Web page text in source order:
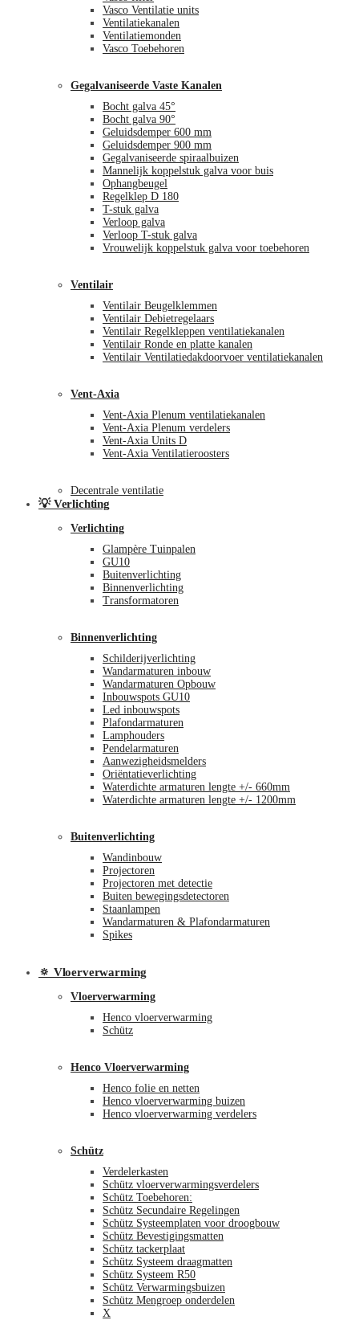
Vasco Ventilatie units
Ventilatiekanalen
Ventilatiemonden
Vasco Toebehoren
Gegalvaniseerde Vaste Kanalen
Bocht galva 45°
Bocht galva 90°
Geluidsdemper 600 mm
Geluidsdemper 900 mm
Gegalvaniseerde spiraalbuizen
Mannelijk koppelstuk galva voor buis
Ophangbeugel
Regelklep D 180
T-stuk galva
Verloop galva
Verloop T-stuk galva
Vrouwelijk koppelstuk galva voor toebehoren
Ventilair
Ventilair Beugelklemmen
Ventilair Debietregelaars
Ventilair Regelkleppen ventilatiekanalen
Ventilair Ronde en platte kanalen
Ventilair Ventilatiedakdoorvoer ventilatiekanalen
Vent-Axia
Vent-Axia Plenum ventilatiekanalen
Vent-Axia Plenum verdelers
Vent-Axia Units D
Vent-Axia Ventilatieroosters
Decentrale ventilatie
💡 Verlichting
Verlichting
Glampère Tuinpalen
GU10
Buitenverlichting
Binnenverlichting
Transformatoren
Binnenverlichting
Schilderijverlichting
Wandarmaturen inbouw
Wandarmaturen Opbouw
Inbouwspots GU10
Led inbouwspots
Plafondarmaturen
Lamphouders
Pendelarmaturen
Aanwezigheidsmelders
Oriëntatieverlichting
Waterdichte armaturen lengte +/- 660mm
Waterdichte armaturen lengte +/- 1200mm
Buitenverlichting
Wandinbouw
Projectoren
Projectoren met detectie
Buiten bewegingsdetectoren
Staanlampen
Wandarmaturen & Plafondarmaturen
Spikes
🔅 Vloerverwarming
Vloerverwarming
Henco vloerverwarming
Schütz
Henco Vloerverwarming
Henco folie en netten
Henco vloerverwarming buizen
Henco vloerverwarming verdelers
Schütz
Verdelerkasten
Schütz vloerverwarmingsverdelers
Schütz Toebehoren:
Schütz Secundaire Regelingen
Schütz Systeemplaten voor droogbouw
Schütz Bevestigingsmatten
Schütz tackerplaat
Schütz Systeem draagmatten
Schütz Systeem R50
Schütz Verwarmingsbuizen
Schütz Mengroep onderdelen
X